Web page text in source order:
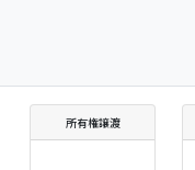
所有権譲渡